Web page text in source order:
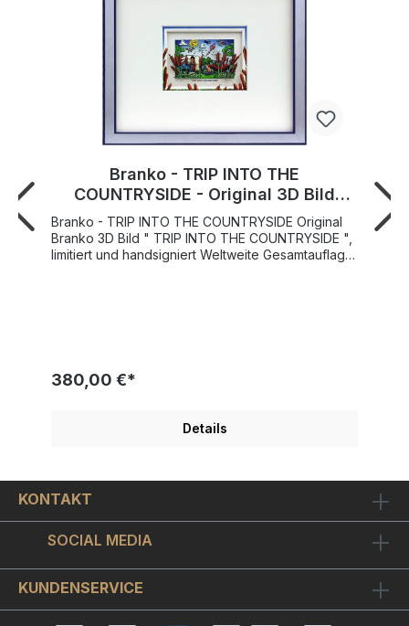
Branko - TRIP INTO THE
COUNTRYSIDE - Original 3D Bild
handsigniert
Branko - TRIP INTO THE COUNTRYSIDE Original
Branko 3D Bild " TRIP INTO THE COUNTRYSIDE ",
limitiert und handsigniert Weltweite Gesamtauflage
seine bunte Welt ein. In "TRIP INTO THE
Camping. Die Rohrkolben im Vordergrund des
Motivs deuten Natur pur und Erholung an. Aber
Einfach klasse, sich an den liebevoll gestalteten
Details zu erfreuen. Bei den Motiven von Branko
hat man es oft mit verrückten und farbenfrohen
Figuren zu tun, was bereits viele Fans und
Sammler zu schätzen wissen.Wir empfehlen zu
" TRIP INTO THE COUNTRYSIDE " den schicken
Holz-Bilderrahmen in Silber mit passenden
380,00 €*
Details
KONTAKT
SOCIAL MEDIA
KUNDENSERVICE